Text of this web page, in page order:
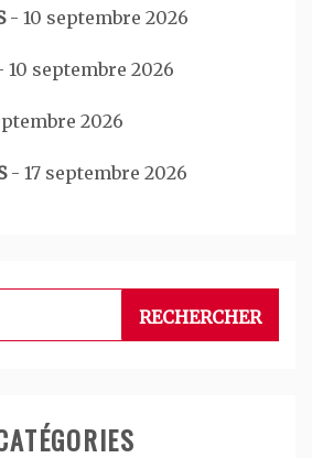
- 10 septembre 2026
10 septembre 2026
2026
- 17 septembre 2026